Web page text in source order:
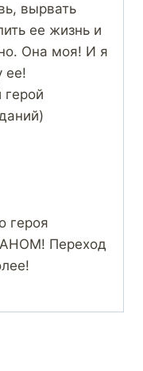
вырвать
ее жизнь и
Она моя! И я
ее!
героя
Переход